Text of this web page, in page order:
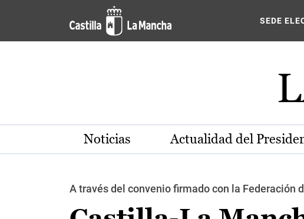
Pasar al contenido principal
SEDE
Noticias Actualidad del
A través del convenio firmado con la Federación